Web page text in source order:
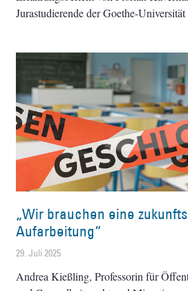
Jurastudierende der Goethe-
„Wir brauchen eine
Aufarbeitung“
29. Juli 2025
Andrea Kießling, Professorin für